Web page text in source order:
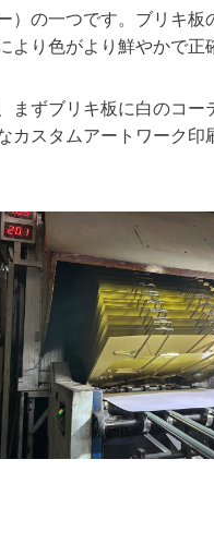
の一つです。ブリキ
り色がより鮮やかで正
ずブリキ板に白のコ
スタムアートワーク